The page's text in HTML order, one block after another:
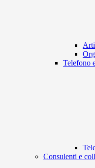
Telefono
Consulenti e